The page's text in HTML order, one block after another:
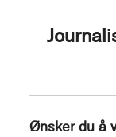
Ønsker du å